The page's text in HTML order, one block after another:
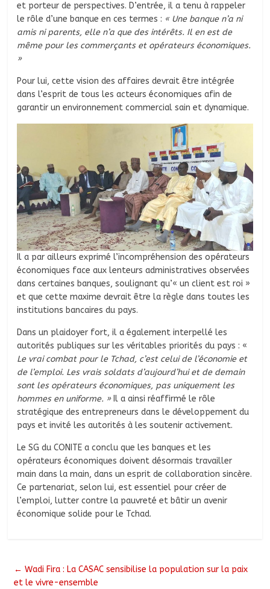
et porteur de perspectives. D’entrée, il a tenu à rappeler
le rôle d’une banque en ces termes : « Une banque n’a ni
amis ni parents, elle n’a que des intérêts. Il en est de
même pour les commerçants et opérateurs économiques.
»
Pour lui, cette vision des affaires devrait être intégrée
dans l’esprit de tous les acteurs économiques afin de
garantir un environnement commercial sain et dynamique.
Il a par ailleurs exprimé l’incompréhension des opérateurs
économiques face aux lenteurs administratives observées
dans certaines banques, soulignant qu’« un client est roi »
et que cette maxime devrait être la règle dans toutes les
institutions bancaires du pays.
Dans un plaidoyer fort, il a également interpellé les
autorités publiques sur les véritables priorités du pays : «
Le vrai combat pour le Tchad, c’est celui de l’économie et
de l’emploi. Les vrais soldats d’aujourd’hui et de demain
sont les opérateurs économiques, pas uniquement les
hommes en uniforme. »Il a ainsi réaffirmé le rôle
stratégique des entrepreneurs dans le développement du
pays et invité les autorités à les soutenir activement.
Le SG du CONITE a conclu que les banques et les
opérateurs économiques doivent désormais travailler
main dans la main, dans un esprit de collaboration sincère.
Ce partenariat, selon lui, est essentiel pour créer de
l’emploi, lutter contre la pauvreté et bâtir un avenir
économique solide pour le Tchad.
← Wadi Fira : La CASAC sensibilise la population sur la paix
et le vivre-ensemble